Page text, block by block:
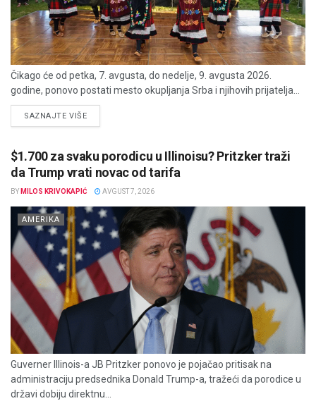
Čikago će od petka, 7. avgusta, do nedelje, 9. avgusta 2026.
godine, ponovo postati mesto okupljanja Srba i njihovih prijatelja...
SAZNAJTE VIŠEDETAILS
$1.700 za svaku porodicu u Illinoisu? Pritzker traži
da Trump vrati novac od tarifa
BY MILOS KRIVOKAPIĆ AVGUST 7, 2026
AMERIKA
Guverner Illinois-a JB Pritzker ponovo je pojačao pritisak na
administraciju predsednika Donald Trump-a, tražeći da porodice u
državi dobiju direktnu...